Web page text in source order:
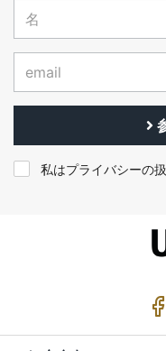
私はプライバシーの